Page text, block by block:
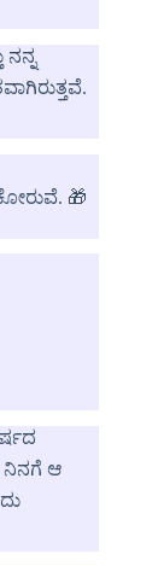
ನನ್ನ
🎁
ನಿನಗೆ ಆ